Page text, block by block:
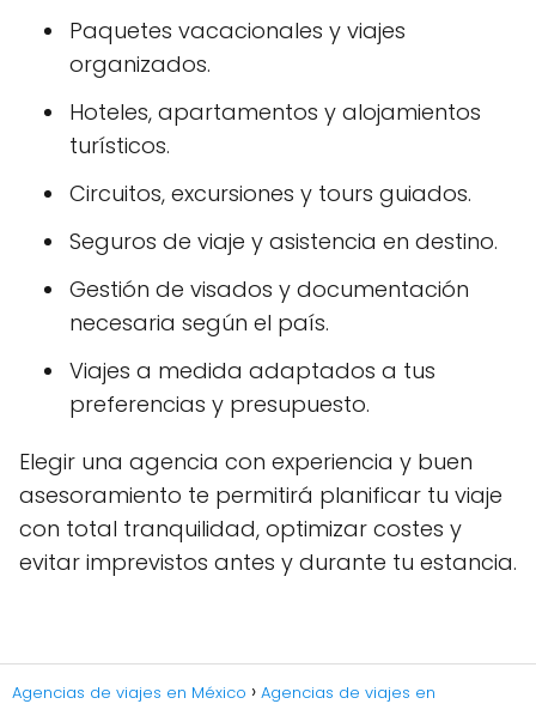
Paquetes vacacionales y viajes
organizados.
Hoteles, apartamentos y alojamientos
turísticos.
Circuitos, excursiones y tours guiados.
Seguros de viaje y asistencia en destino.
Gestión de visados y documentación
necesaria según el país.
Viajes a medida adaptados a tus
preferencias y presupuesto.
Elegir una agencia con experiencia y buen
asesoramiento te permitirá planificar tu viaje
con total tranquilidad, optimizar costes y
evitar imprevistos antes y durante tu estancia.
Agencias de viajes en México
Agencias de viajes en